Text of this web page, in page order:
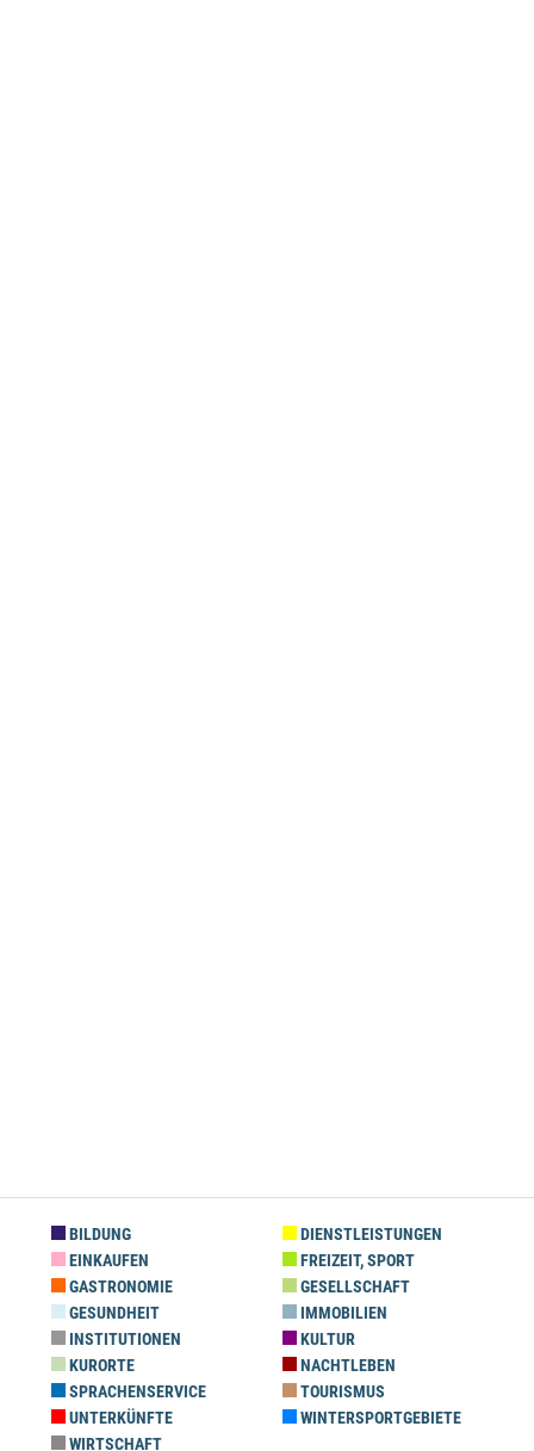
BILDUNG
DIENSTLEISTUNGEN
EINKAUFEN
FREIZEIT, SPORT
GASTRONOMIE
GESELLSCHAFT
GESUNDHEIT
IMMOBILIEN
INSTITUTIONEN
KULTUR
KURORTE
NACHTLEBEN
SPRACHENSERVICE
TOURISMUS
UNTERKÜNFTE
WINTERSPORTGEBIETE
WIRTSCHAFT